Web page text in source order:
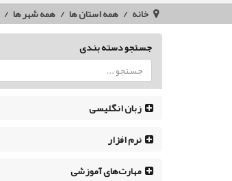
خانه همه استان ها همه شهر ها
جستجو دسته بندی
زبان انگلیسی
نرم افزار
مهارت‌های آموزشی